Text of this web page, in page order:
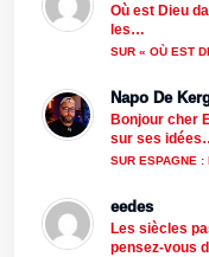
Où est Dieu
les…
SUR « OÙ EST
Napo De
Bonjour cher
sur ses
SUR ESPAGNE :
eedes
Les siècles
pensez-vous